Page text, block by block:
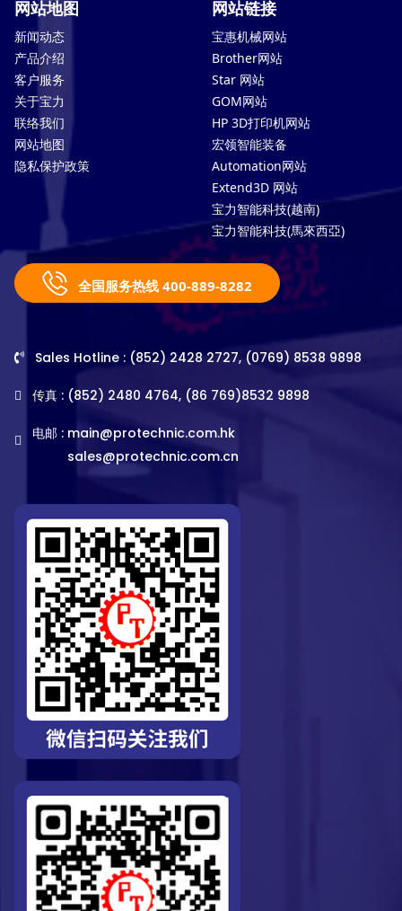
网站地图
新闻动态
产品介绍
客户服务
关于宝力
联络我们
网站地图
隐私保护政策
网站链接
宝惠机械网站
Brother网站
Star 网站
GOM网站
HP 3D打印机网站
宏领智能装备
Automation网站
Extend3D 网站
宝力智能科技(越南)
宝力智能科技(馬來西亞)
全国服务热线 400-889-8282
Sales Hotline : (852) 2428 2727, (0769) 8538 9898
传真 : (852) 2480 4764, (86 769)8532 9898
电邮 : main@protechnic.com.hk
sales@protechnic.com.cn